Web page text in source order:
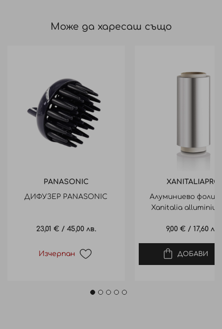
Може да харесаш също
PANASONIC
ДИФУЗЕР PANASONIC
23,01 € / 45,00 лв.
Изчерпан
XANITALIAPRO
Алуминиево фолио
Xanitalia
9,00 € /17,60 лв.
ДОБАВИ